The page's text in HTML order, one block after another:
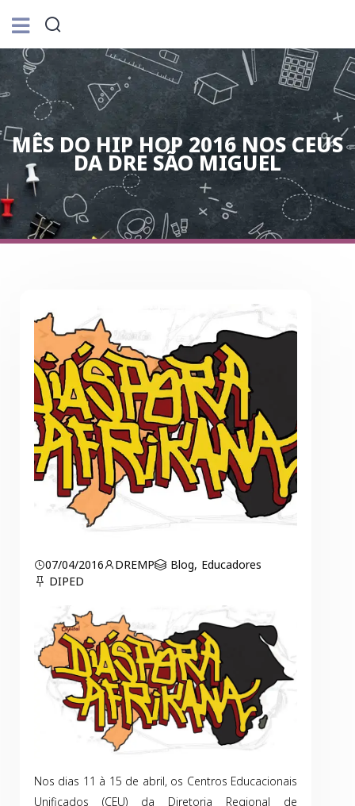
MÊS DO HIP HOP 2016 NOS CEUS
DA DRE SÃO MIGUEL
07/04/2016 DREMP Blog, Educadores
DIPED
Nos dias 11 à 15 de abril, os Centros Educacionais
Unificados (CEU) da Diretoria Regional de